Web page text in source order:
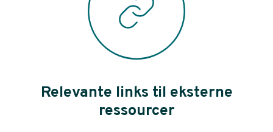
Relevante links til eksterne
ressourcer